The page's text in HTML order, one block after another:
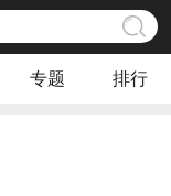
专题 排行